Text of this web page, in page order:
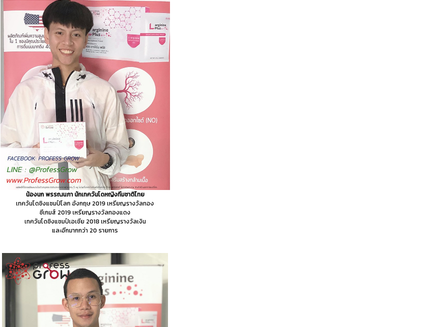
น้องนก พรรณนภา นักเทควันโดหญิงทีมชาติไทย
เทควันโดชิงแชมป์โลก อังกฤษ 2019 เหรียญรางวัลทอง
ซีเกมส์ 2019 เหรียญรางวัลทองแดง
เทควันโดชิงแชมป์เอเชีย 2018 เหรียญรางวัลเงิน
และอีกมากกว่า 20 รายการ